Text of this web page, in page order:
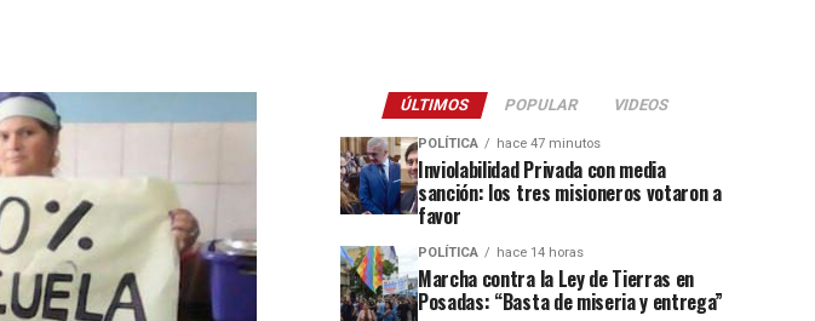
ÚLTIMOS POPULAR VIDEOS
POLÍTICA hace 47 minutos
Inviolabilidad Privada con media
sanción: los tres misioneros votaron a
favor
POLÍTICA hace 14 horas
Marcha contra la Ley de Tierras en
Posadas: “Basta de miseria y entrega”